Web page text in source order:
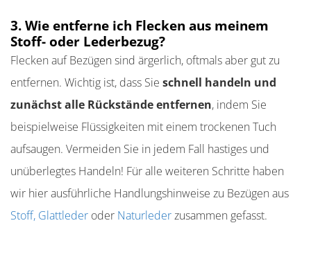
3. Wie entferne ich Flecken aus meinem
Stoff- oder Lederbezug?
Flecken auf Bezügen sind ärgerlich, oftmals aber gut zu
entfernen. Wichtig ist, dass Sie schnell handeln und
zunächst alle Rückstände entfernen, indem Sie
beispielweise Flüssigkeiten mit einem trockenen Tuch
aufsaugen. Vermeiden Sie in jedem Fall hastiges und
unüberlegtes Handeln! Für alle weiteren Schritte haben
wir hier ausführliche Handlungshinweise zu Bezügen aus
Stoff, Glattleder oder Naturlederzusammen gefasst.